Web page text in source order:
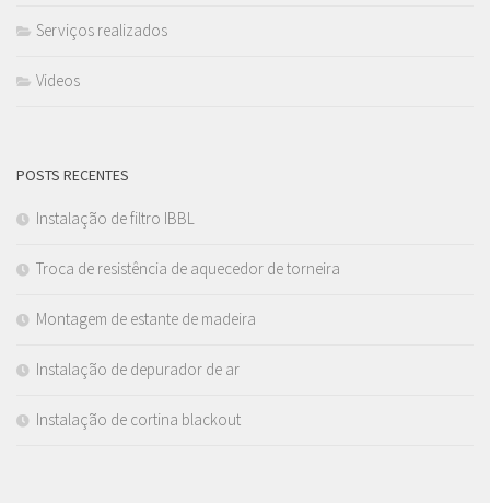
Serviços realizados
Videos
POSTS RECENTES
Instalação de filtro IBBL
Troca de resistência de aquecedor de torneira
Montagem de estante de madeira
Instalação de depurador de ar
Instalação de cortina blackout